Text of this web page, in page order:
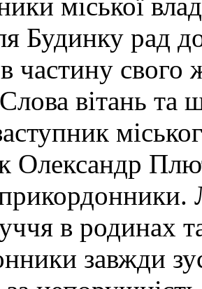
Будинку рад
частину свого
вітань та
Олександр
в родинах
завжди